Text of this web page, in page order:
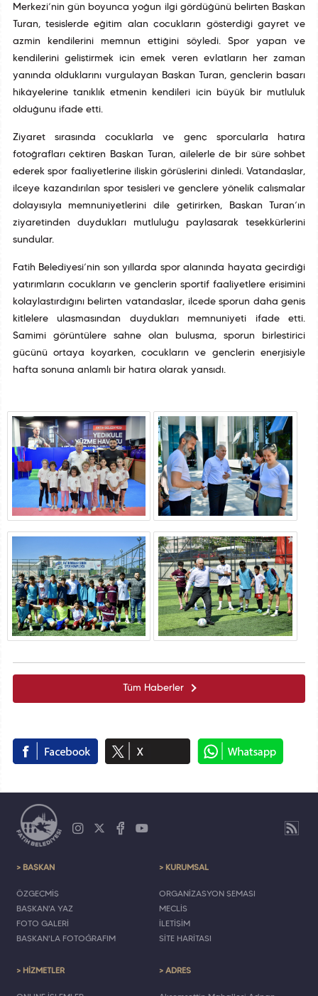
Merkezi’nin gün boyunca yoğun ilgi gördüğünü belirten Başkan
Turan, tesislerde eğitim alan çocukların gösterdiği gayret ve
azmin kendilerini memnun ettiğini söyledi. Spor yapan ve
kendilerini geliştirmek için emek veren evlatların her zaman
yanında olduklarını vurgulayan Başkan Turan, gençlerin başarı
hikâyelerine tanıklık etmenin kendileri için büyük bir mutluluk
olduğunu ifade etti.
Ziyaret sırasında çocuklarla ve genç sporcularla hatıra
fotoğrafları çektiren Başkan Turan, ailelerle de bir süre sohbet
ederek spor faaliyetlerine ilişkin görüşlerini dinledi. Vatandaşlar,
ilçeye kazandırılan spor tesisleri ve gençlere yönelik çalışmalar
dolayısıyla memnuniyetlerini dile getirirken, Başkan Turan’ın
ziyaretinden duydukları mutluluğu paylaşarak teşekkürlerini
sundular.
Fatih Belediyesi’nin son yıllarda spor alanında hayata geçirdiği
yatırımların çocukların ve gençlerin sportif faaliyetlere erişimini
kolaylaştırdığını belirten vatandaşlar, ilçede sporun daha geniş
kitlelere ulaşmasından duydukları memnuniyeti ifade etti.
Samimi görüntülere sahne olan buluşma, sporun birleştirici
gücünü ortaya koyarken, çocukların ve gençlerin enerjisiyle
hafta sonuna anlamlı bir hatıra olarak yansıdı.
Tüm Haberler
> BAŞKAN
ÖZGEÇMİŞ
BAŞKAN'A YAZ
FOTO GALERİ
BAŞKAN'LA FOTOĞRAFIM
> KURUMSAL
ORGANİZASYON ŞEMASI
MECLİS
İLETİŞİM
SİTE HARİTASI
> HİZMETLER > ADRES